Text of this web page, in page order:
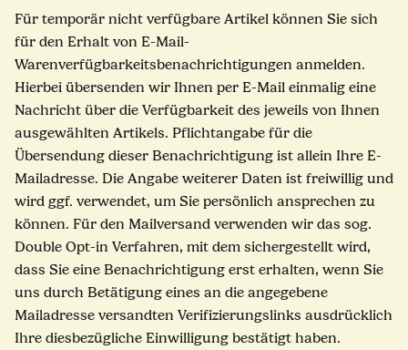
Für temporär nicht verfügbare Artikel können Sie sich
für den Erhalt von E-Mail-
Warenverfügbarkeitsbenachrichtigungen anmelden.
Hierbei übersenden wir Ihnen per E-Mail einmalig eine
Nachricht über die Verfügbarkeit des jeweils von Ihnen
ausgewählten Artikels. Pflichtangabe für die
Übersendung dieser Benachrichtigung ist allein Ihre E-
Mailadresse. Die Angabe weiterer Daten ist freiwillig und
wird ggf. verwendet, um Sie persönlich ansprechen zu
können. Für den Mailversand verwenden wir das sog.
Double Opt-in Verfahren, mit dem sichergestellt wird,
dass Sie eine Benachrichtigung erst erhalten, wenn Sie
uns durch Betätigung eines an die angegebene
Mailadresse versandten Verifizierungslinks ausdrücklich
Ihre diesbezügliche Einwilligung bestätigt haben.